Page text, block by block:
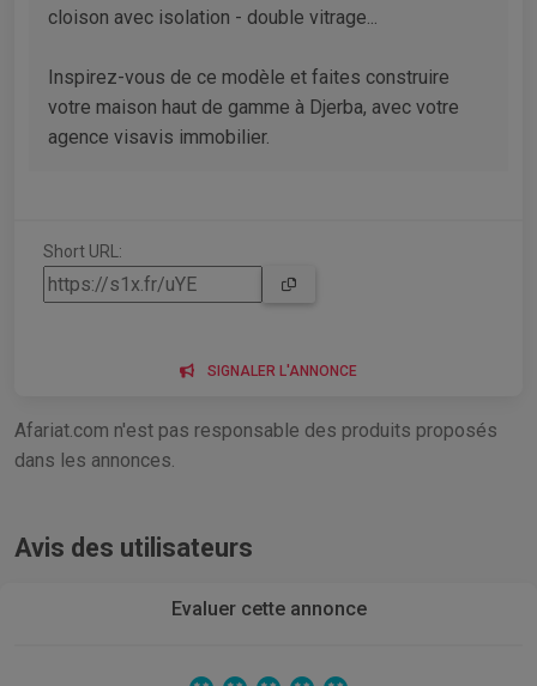
cloison avec isolation - double vitrage...
Inspirez-vous de ce modèle et faites construire
votre maison haut de gamme à Djerba, avec votre
agence visavis immobilier.
Short URL:
SIGNALER L'ANNONCE
Afariat.com n'est pas responsable des produits proposés
dans les annonces.
Avis des utilisateurs
Evaluer cette annonce